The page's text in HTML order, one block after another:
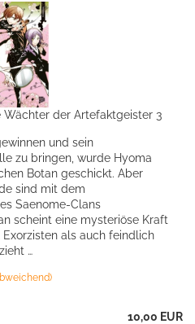
Wächter der Artefaktgeister 3
und sein
zu bringen, wurde Hyoma
Botan geschickt. Aber
sind mit dem
Saenome-Clans
scheint eine mysteriöse Kraft
als auch feindlich
…
10,00 EUR